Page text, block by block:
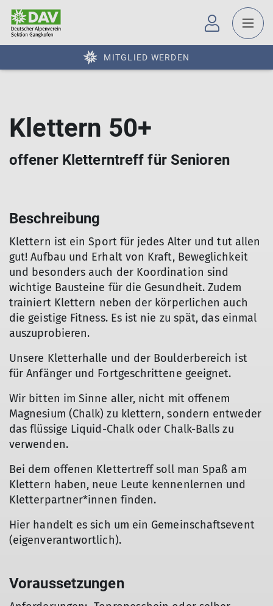
MITGLIED WERDEN
Klettern 50+
offener Kletterntreff für Senioren
Beschreibung
Klettern ist ein Sport für jedes Alter und tut allen
gut! Aufbau und Erhalt von Kraft, Beweglichkeit
und besonders auch der Koordination sind
wichtige Bausteine für die Gesundheit. Zudem
trainiert Klettern neben der körperlichen auch
die geistige Fitness. Es ist nie zu spät, das einmal
auszuprobieren.
Unsere Kletterhalle und der Boulderbereich ist
für Anfänger und Fortgeschrittene geeignet.
Wir bitten im Sinne aller, nicht mit offenem
Magnesium (Chalk) zu klettern, sondern entweder
das flüssige Liquid-Chalk oder Chalk-Balls zu
verwenden.
Bei dem offenen Klettertreff soll man Spaß am
Klettern haben, neue Leute kennenlernen und
Kletterpartner*innen finden.
Hier handelt es sich um ein Gemeinschaftsevent
(eigenverantwortlich).
Voraussetzungen